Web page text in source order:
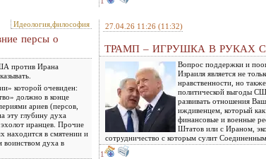
Идеология,философия
персы о
против Ирана
которой очевиден:
должно в конце
ариев (персов,
эту глубину духа
иранцев. Прочие
находится в смятении и
воинством духа в
27.04.26 11:26 (11:32)
ТРАМП – ИГРУШКА В РУКАХ
Вопрос поддержки и
Израиля является не
нравственности, но
политической выгоды
развивать отношения
иждивенцем, который
финансовые и военные
Штатов или с Ираном,
сотрудничество с которым сулит
1